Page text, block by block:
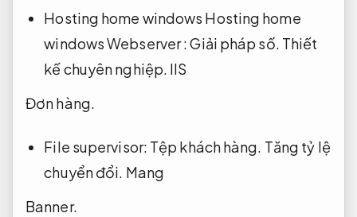
Hosting home windows Hosting home
windows Webserver :Giải pháp số. Thiết
kế chuyên nghiệp. IIS
Đơn hàng.
File supervisor: Tệp khách hàng. Tăng tỷ lệ
chuyển đổi. Mang
Banner.